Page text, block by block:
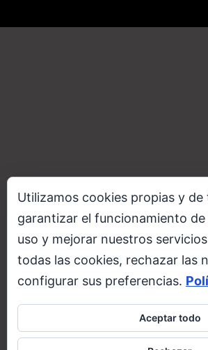
Utilizamos cookies propias y de
garantizar el funcionamiento de
uso y mejorar nuestros
todas las cookies, rechazar las
configurar sus preferencias.
Aceptar todo